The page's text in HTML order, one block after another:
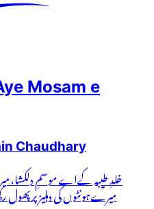
Mosam e
Chaudhary
خلدِ طیبہ کےاے موسمِ
میرےہونٹوں کی دہلیز پرپھول